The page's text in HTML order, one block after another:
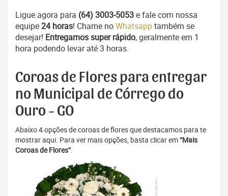
Ligue agora para (64) 3003-5053e fale com nossa
equipe24 horas! Chame noWhatsapptambém se
desejar! Entregamos super rápido, geralmente em 1
hora podendo levar até 3 horas.
Coroas de Flores para entregar
no Municipal de Córrego do
Ouro - GO
Abaixo 4 opções de coroas de flores que destacamos para te
mostrar aqui. Para ver mais opções, basta clicar em“Mais
Coroas de Flores”.